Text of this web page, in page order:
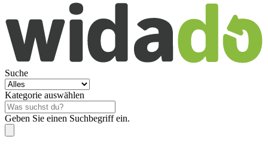
Suche
Kategorie auswählen
Geben Sie einen Suchbegriff ein.